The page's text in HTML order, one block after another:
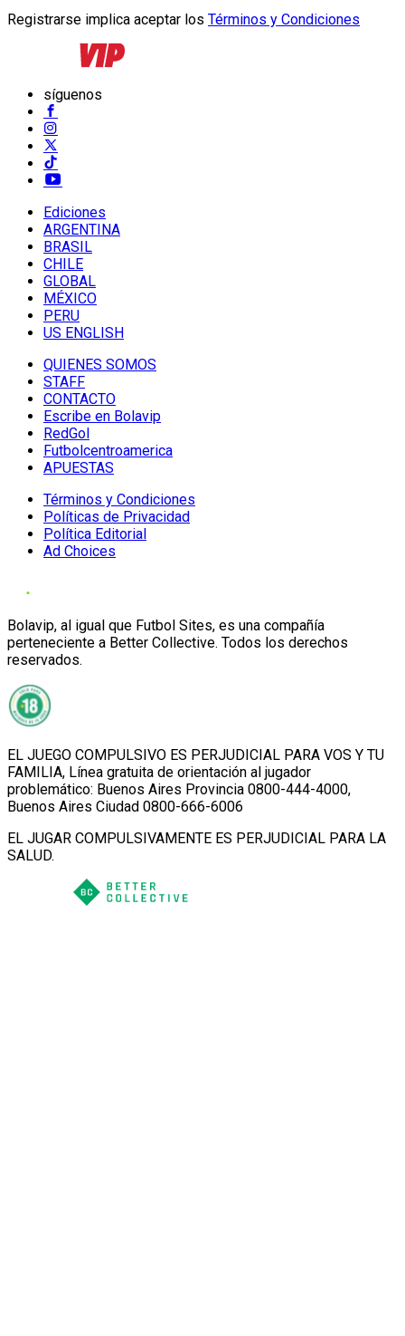
Registrarse implica aceptar los Términos y Condiciones
síguenos
Ediciones
ARGENTINA
BRASIL
CHILE
GLOBAL
MÉXICO
PERU
US ENGLISH
QUIENES SOMOS
STAFF
CONTACTO
Escribe en Bolavip
RedGol
Futbolcentroamerica
APUESTAS
Términos y Condiciones
Políticas de Privacidad
Política Editorial
Ad Choices
Bolavip, al igual que Futbol Sites, es una compañía
perteneciente a Better Collective. Todos los derechos
reservados.
EL JUEGO COMPULSIVO ES PERJUDICIAL PARA VOS Y TU
FAMILIA, Línea gratuita de orientación al jugador
problemático: Buenos Aires Provincia 0800-444-4000,
Buenos Aires Ciudad 0800-666-6006
EL JUGAR COMPULSIVAMENTE ES PERJUDICIAL PARA LA
SALUD.